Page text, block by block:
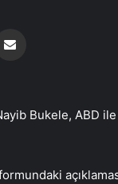
Bukele, ABD